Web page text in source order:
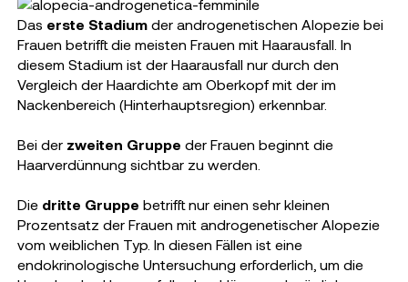
Das erste Stadiumder androgenetischen Alopezie bei
Frauen betrifft die meisten Frauen mit Haarausfall. In
diesem Stadium ist der Haarausfall nur durch den
Vergleich der Haardichte am Oberkopf mit der im
Nackenbereich (Hinterhauptsregion) erkennbar.
Bei der zweiten Gruppe der Frauen beginnt die
Haarverdünnung sichtbar zu werden.
Die dritte Gruppe betrifft nur einen sehr kleinen
Prozentsatz der Frauen mit androgenetischer Alopezie
vom weiblichen Typ. In diesen Fällen ist eine
endokrinologische Untersuchung erforderlich, um die